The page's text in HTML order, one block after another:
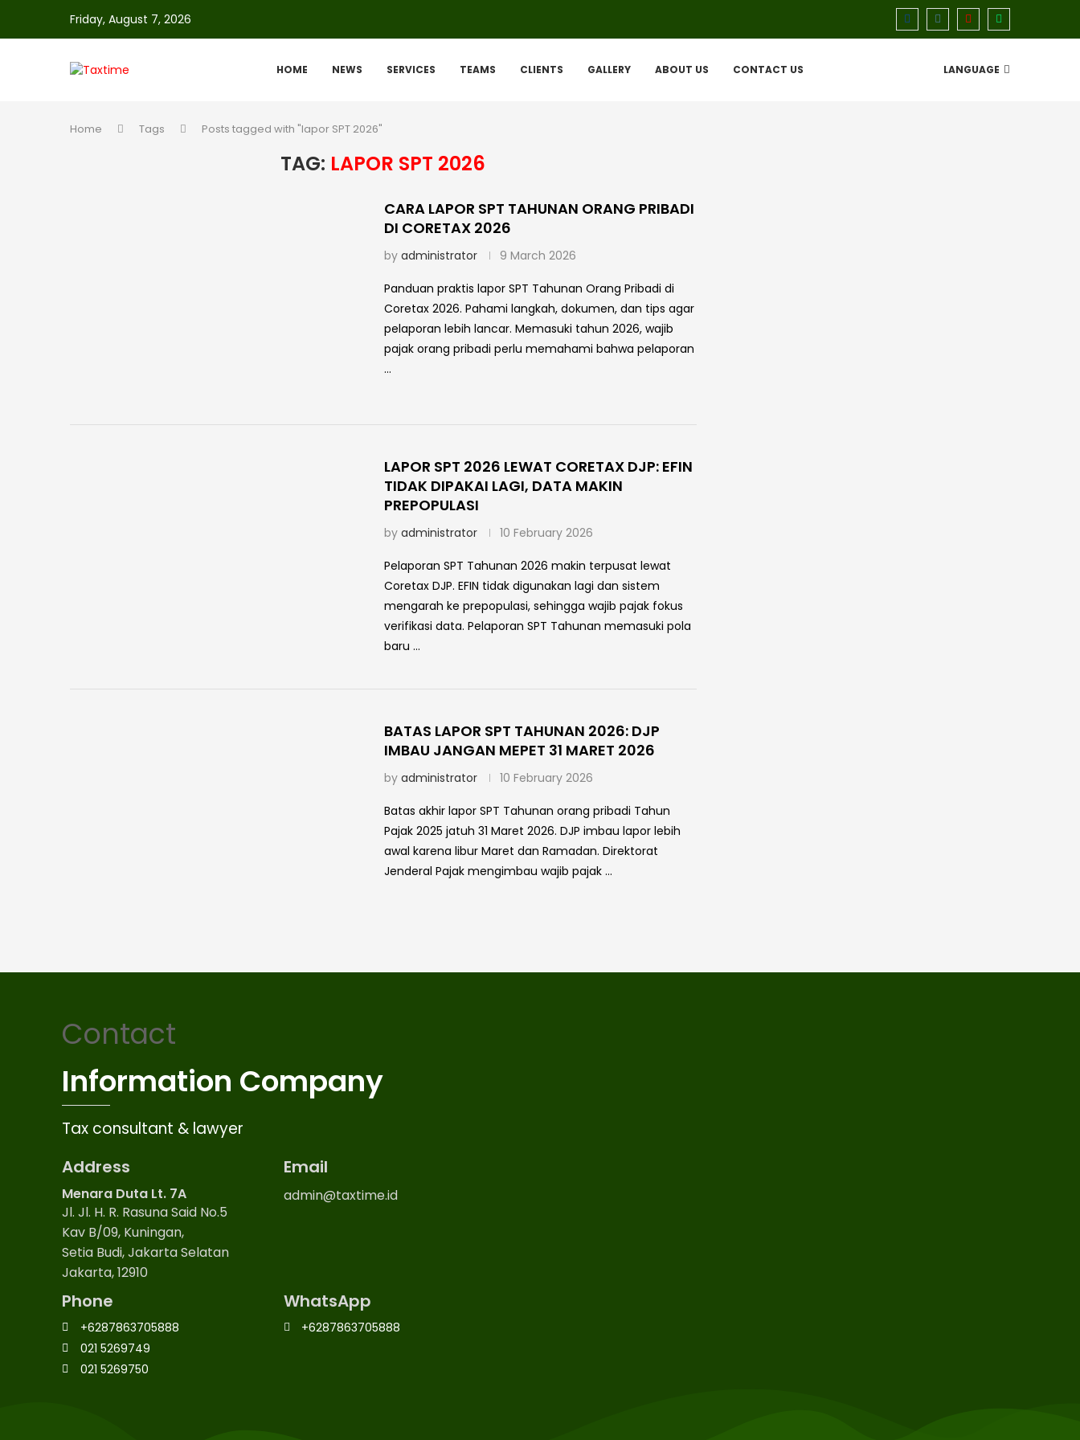
Friday, August 7, 2026
HOME NEWS SERVICES TEAMS CLIENTS GALLERY ABOUT US CONTACT US LANGUAGE
Home Tags Posts tagged with "lapor SPT 2026"
TAG: LAPOR SPT 2026
CARA LAPOR SPT TAHUNAN ORANG PRIBADI
DI CORETAX 2026
by administrator 9 March 2026
Panduan praktis lapor SPT Tahunan Orang Pribadi di
Coretax 2026. Pahami langkah, dokumen, dan tips agar
pelaporan lebih lancar. Memasuki tahun 2026, wajib
pajak orang pribadi perlu memahami bahwa pelaporan
…
LAPOR SPT 2026 LEWAT CORETAX DJP: EFIN
TIDAK DIPAKAI LAGI, DATA MAKIN
PREPOPULASI
by administrator 10 February 2026
Pelaporan SPT Tahunan 2026 makin terpusat lewat
Coretax DJP. EFIN tidak digunakan lagi dan sistem
mengarah ke prepopulasi, sehingga wajib pajak fokus
verifikasi data. Pelaporan SPT Tahunan memasuki pola
baru …
BATAS LAPOR SPT TAHUNAN 2026: DJP
IMBAU JANGAN MEPET 31 MARET 2026
by administrator 10 February 2026
Batas akhir lapor SPT Tahunan orang pribadi Tahun
Pajak 2025 jatuh 31 Maret 2026. DJP imbau lapor lebih
awal karena libur Maret dan Ramadan. Direktorat
Jenderal Pajak mengimbau wajib pajak …
Contact
Information Company
Tax consultant & lawyer
Address
Menara Duta Lt. 7A
Jl. Jl. H. R. Rasuna Said No.5
Kav B/09, Kuningan,
Setia Budi, Jakarta Selatan
Jakarta, 12910
Email
admin@taxtime.id
Phone
+6287863705888
021 5269749
021 5269750
WhatsApp
+6287863705888